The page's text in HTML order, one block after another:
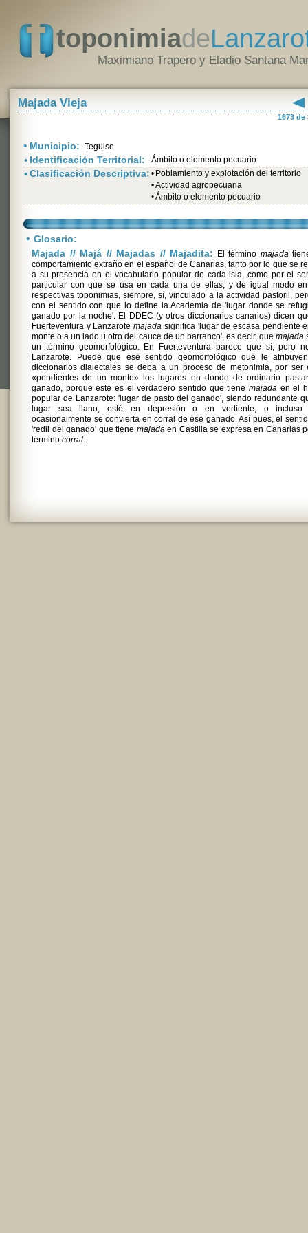
toponimiade
Maximiano Trapero y Eladio Santana
Majada Vieja
1673 de
• Municipio: Teguise
• Identificación Territorial: Ámbito o elemento pecuario
•Clasificación Descriptiva: • Poblamiento y explotación del territorio
•Actividad agropecuaria
•Ámbito o elemento pecuario
• Glosario:
Majada // Majá // Majadas // Majadita: El término majada
comportamiento extraño en el español de Canarias, tanto por lo que se
a su presencia en el vocabulario popular de cada isla, como por el
particular con que se usa en cada una de ellas, y de igual modo
respectivas toponimias, siempre, sí, vinculado a la actividad pastoril,
con el sentido con que lo define la Academia de 'lugar donde se
ganado por la noche'. El DDEC (y otros diccionarios canarios) dicen
Fuerteventura y Lanzarotemajada significa 'lugar de escasa pendiente
monte o a un lado u otro del cauce de un barranco', es decir, que majada
un término geomorfológico. En Fuerteventura parece que sí, pero
Lanzarote. Puede que ese sentido geomorfológico que le
diccionarios dialectales se deba a un proceso de metonimia, por ser
«pendientes de un monte» los lugares en donde de ordinario
ganado, porque este es el verdadero sentido que tiene majada en el
popular de Lanzarote: 'lugar de pasto del ganado', siendo redundante
lugar sea llano, esté en depresión o en vertiente, o incluso
ocasionalmente se convierta en corral de ese ganado. Así pues, el
'redil del ganado' que tiene majadaen Castilla se expresa en Canarias
término corral.